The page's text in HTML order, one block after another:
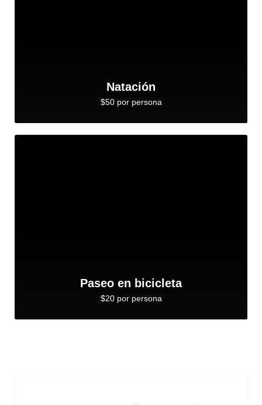
Natación
$50 por persona
Paseo en bicicleta
$20 por persona